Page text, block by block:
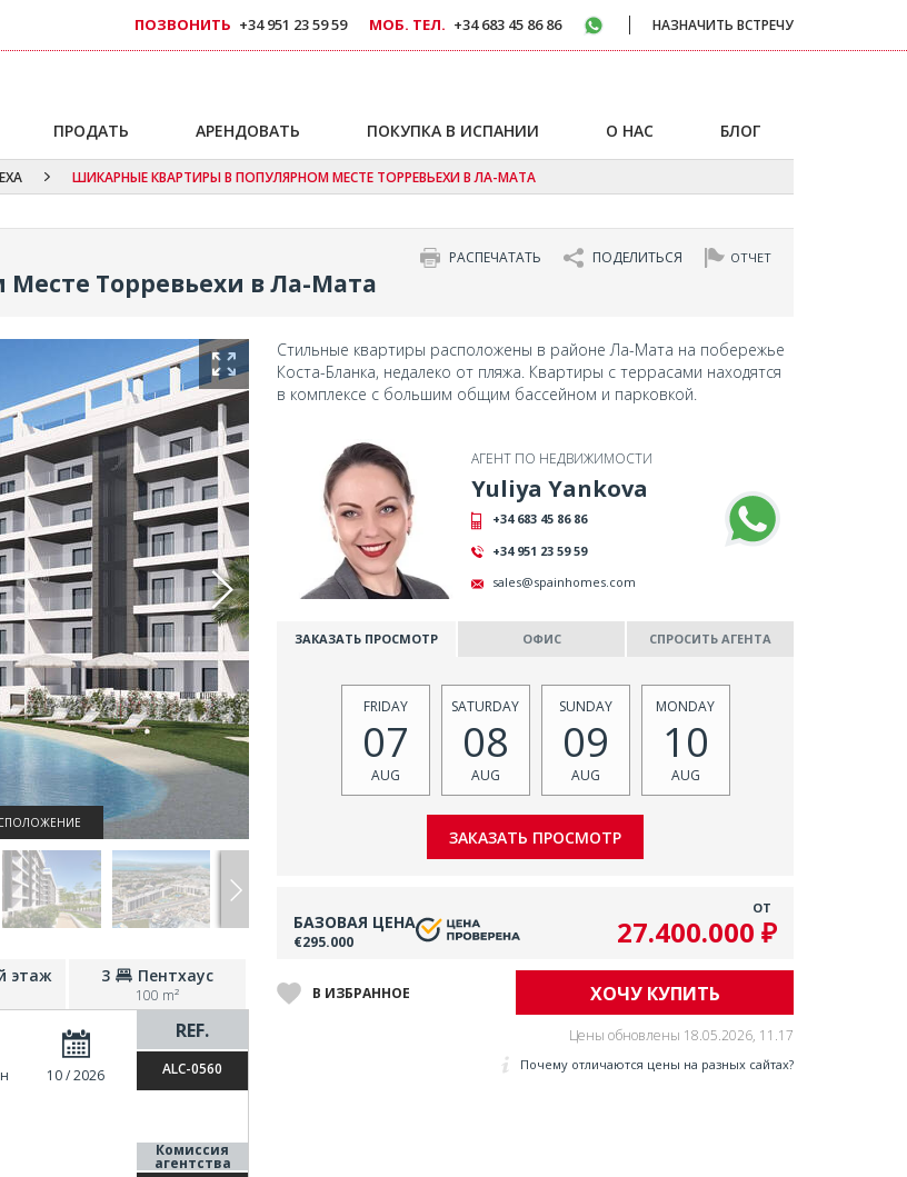
ШИКАРНЫЕ КВАРТИРЫ В ПОПУЛЯРНОМ МЕСТЕ ТОРРЕВЬЕХИ В ЛА-МАТА
ОТЧЕТ
ПОДЕЛИТЬСЯ
РАСПЕЧАТАТЬ
Торревьехи в Ла-Мата
этаж 3 Пентхаус
100 m²
REF.
ALC-0560
Комиссия
агентства
10 / 2026
Стильные квартиры расположены в районе Ла-Мата на побережье
Коста-Бланка, недалеко от пляжа. Квартиры с террасами находятся
в комплексе с большим общим бассейном и парковкой.
АГЕНТ ПО НЕДВИЖИМОСТИ
Yuliya Yankova
+34 683 45 86 86
+34 951 23 59 59
sales@spainhomes.com
ЗАКАЗАТЬ ПРОСМОТР ОФИС СПРОСИТЬ АГЕНТА
FRIDAY
07
AUG
SATURDAY
08
AUG
SUNDAY
09
AUG
MONDAY
10
AUG
БАЗОВАЯ ЦЕНА
€295.000
ОТ
27.400.000 ₽
В ИЗБРАННОЕ ХОЧУ КУПИТЬ
Цены обновлены 18.05.2026, 11.17
Почему отличаются цены на разных сайтах?
ПОЗВОНИТЬ +34 951 23 59 59 МОБ. ТЕЛ. +34 683 45 86 86 НАЗНАЧИТЬ ВСТРЕЧУ
ПРОДАТЬ АРЕНДОВАТЬ ПОКУПКА В ИСПАНИИ О НАС БЛОГ